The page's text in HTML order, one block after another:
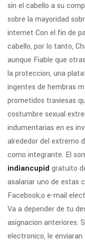
sin el cabello a su
sobre la mayoridad
internet Con el fin de
cabello, por lo tanto,
aunque Fiable que
la proteccion, una
ingentes de hembras
prometidos traviesas
costumbre sexual
indumentarias en es
alrededor del extremo
como integrante. El
indiancupid gratuito
asalariar uno de estas
Facebook,o e-mail
Va a depender de tu
asignacion anteriores.
electronico, le